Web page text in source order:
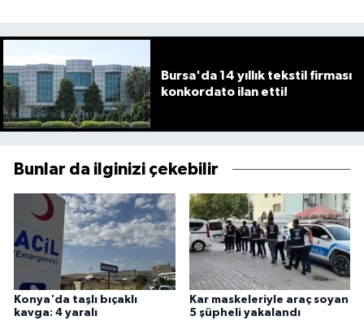
Bursa'da 14 yıllık tekstil firması
konkordato ilan etti!
Bunlar da ilginizi çekebilir
Konya'da taşlı bıçaklı
kavga: 4 yaralı
Kar maskeleriyle araç soyan
5 şüpheli yakalandı